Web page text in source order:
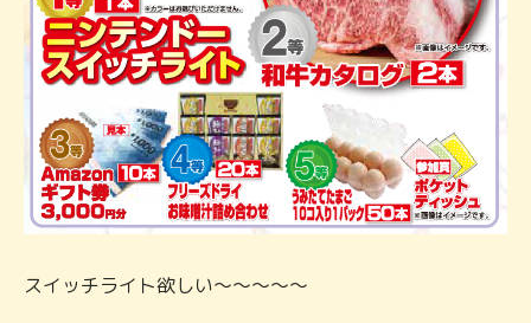
スイッチライト欲しい～～～～～